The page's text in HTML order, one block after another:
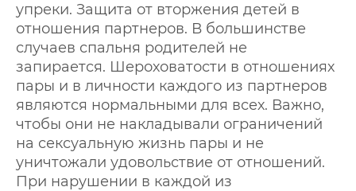
упреки. Защита от вторжения детей в
отношения партнеров. В большинстве
случаев спальня родителей не
запирается. Шероховатости в отношениях
пары и в личности каждого из партнеров
являются нормальными для всех. Важно,
чтобы они не накладывали ограничений
на сексуальную жизнь пары и не
уничтожали удовольствие от отношений.
При нарушении в каждой из